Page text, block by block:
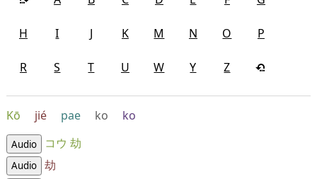
H I J K M N O P
R S T U W Y Z
Kō jié pae ko ko
Audio コウ 劫
Audio 劫